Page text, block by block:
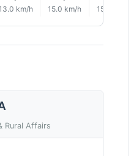
km/h 15.0 km/h 15.0 km/h
Rural Affairs